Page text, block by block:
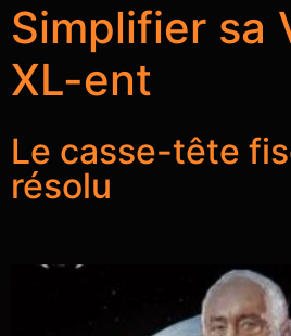
Simplifier sa
XL-ent
Le casse-tête
résolu